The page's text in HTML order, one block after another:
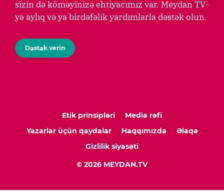
sizin də köməyinizə ehtiyacımız var. Meydan TV-
yə aylıq və ya birdəfəlik yardımlarla dəstək olun.
Dəstək verin
Etik prinsipləri
Media rəfi
Yazarlar üçün qaydalar
Haqqımızda
Əlaqə
Gizlilik siyasəti
© 2026 MEYDAN.TV